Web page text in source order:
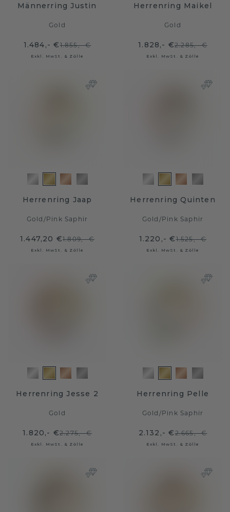
Männerring Justin
Gold
1.484,- €1.855,- €
Exkl. MwSt. & Zölle
Herrenring Maikel
Gold
1.828,- €2.285,- €
Exkl. MwSt. & Zölle
Herrenring Jaap
Gold /Pink Saphir
1.447,20 €1.809,- €
Exkl. MwSt. & Zölle
Herrenring Quinten
Gold /Pink Saphir
1.220,- €1.525,- €
Exkl. MwSt. & Zölle
Herrenring Jesse 2
Gold
1.820,- €2.275,- €
Exkl. MwSt. & Zölle
Herrenring Pelle
Gold /Pink Saphir
2.132,- €2.665,- €
Exkl. MwSt. & Zölle